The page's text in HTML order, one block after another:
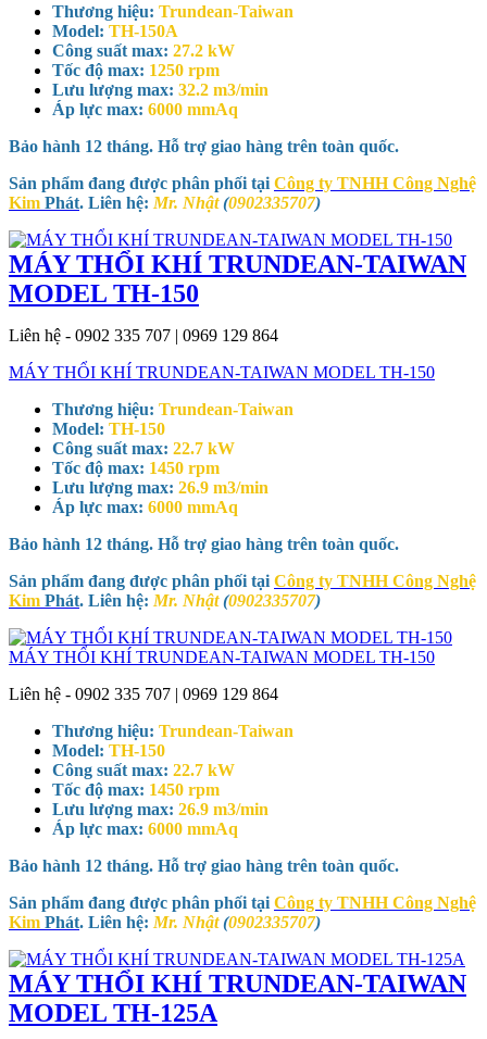
Thương hiệu: Trundean-Taiwan
Model: TH-150A
Công suất max: 27.2 kW
Tốc độ max: 1250 rpm
Lưu lượng max: 32.2 m3/min
Áp lực max: 6000 mmAq
Bảo hành 12 tháng. Hỗ trợ giao hàng trên toàn quốc.
Sản phẩm đang được phân phối tại Công ty TNHH Công Nghệ
Kim Phát. Liên hệ: Mr. Nhật(0902335707)
MÁY THỔI KHÍ TRUNDEAN-TAIWAN
MODEL TH-150
Liên hệ - 0902 335 707 | 0969 129 864
MÁY THỔI KHÍ TRUNDEAN-TAIWAN MODEL TH-150
Thương hiệu: Trundean-Taiwan
Model: TH-150
Công suất max: 22.7 kW
Tốc độ max: 1450 rpm
Lưu lượng max: 26.9 m3/min
Áp lực max: 6000 mmAq
Bảo hành 12 tháng. Hỗ trợ giao hàng trên toàn quốc.
Sản phẩm đang được phân phối tại Công ty TNHH Công Nghệ
Kim Phát. Liên hệ: Mr. Nhật(0902335707)
MÁY THỔI KHÍ TRUNDEAN-TAIWAN MODEL TH-150
Liên hệ - 0902 335 707 | 0969 129 864
Thương hiệu: Trundean-Taiwan
Model: TH-150
Công suất max: 22.7 kW
Tốc độ max: 1450 rpm
Lưu lượng max: 26.9 m3/min
Áp lực max: 6000 mmAq
Bảo hành 12 tháng. Hỗ trợ giao hàng trên toàn quốc.
Sản phẩm đang được phân phối tại Công ty TNHH Công Nghệ
Kim Phát. Liên hệ: Mr. Nhật(0902335707)
MÁY THỔI KHÍ TRUNDEAN-TAIWAN
MODEL TH-125A